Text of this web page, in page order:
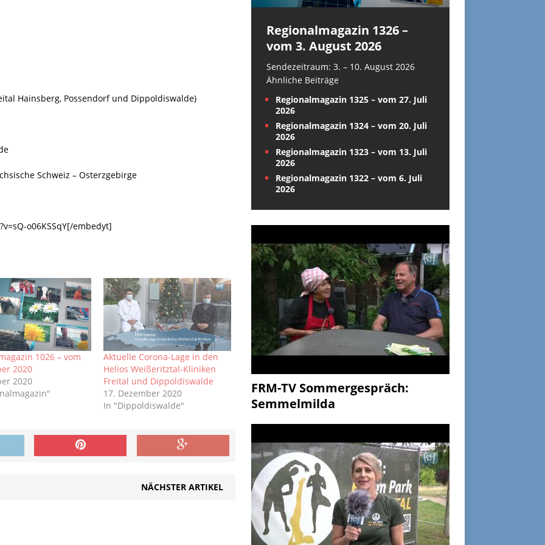
Hainsberg, Possendorf und Dippoldiswalde)
Schweiz – Osterzgebirge
o06KSSqY[/embedyt]
1026 – vom
2020
2020
Aktuelle Corona-Lage in den
Helios Weißeritztal-Kliniken
Freital und Dippoldiswalde
17. Dezember 2020
In "Dippoldiswalde"
NÄCHSTER ARTIKEL
Regionalmagazin 1326 –
vom 3. August 2026
Sendezeitraum: 3. – 10. August 2026
Ähnliche Beiträge
Regionalmagazin 1325 – vom 27. Juli
2026
Regionalmagazin 1324 – vom 20. Juli
2026
Regionalmagazin 1323 – vom 13. Juli
2026
Regionalmagazin 1322 – vom 6. Juli
2026
FRM-TV Sommergespräch:
Semmelmilda